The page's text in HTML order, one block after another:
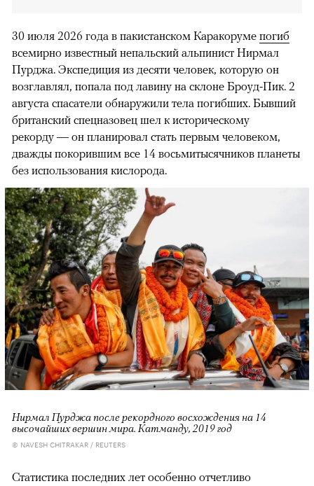
30 июля 2026 года в пакистанском Каракоруме погиб
всемирно известный непальский альпинист Нирмал
Пурджа. Экспедиция из десяти человек, которую он
возглавлял, попала под лавину на склоне Броуд-Пик. 2
августа спасатели обнаружили тела погибших. Бывший
британский спецназовец шел к историческому
рекорду — он планировал стать первым человеком,
дважды покорившим все 14 восьмитысячников планеты
без использования кислорода.
Нирмал Пурджа после рекордного восхождения на 14
высочайших вершин мира. Катманду, 2019 год
© NAVESH CHITRAKAR / REUTERS
Статистика последних лет особенно отчетливо